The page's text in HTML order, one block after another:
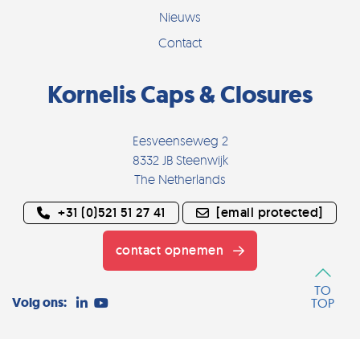
Nieuws
Contact
Kornelis Caps & Closures
Eesveenseweg 2
8332 JB Steenwijk
The Netherlands
+31 (0)521 51 27 41 [email protected]
contact opnemen
Volg ons:
TO
TOP